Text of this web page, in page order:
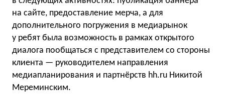
на сайте, предоставление мерча, а для
дополнительного погружения в медиарынок
у ребят была возможность в рамках открытого
диалога пообщаться с представителем со стороны
клиента — руководителем направления
медиапланирования и партнёрств hh.ru Никитой
Мереминским.